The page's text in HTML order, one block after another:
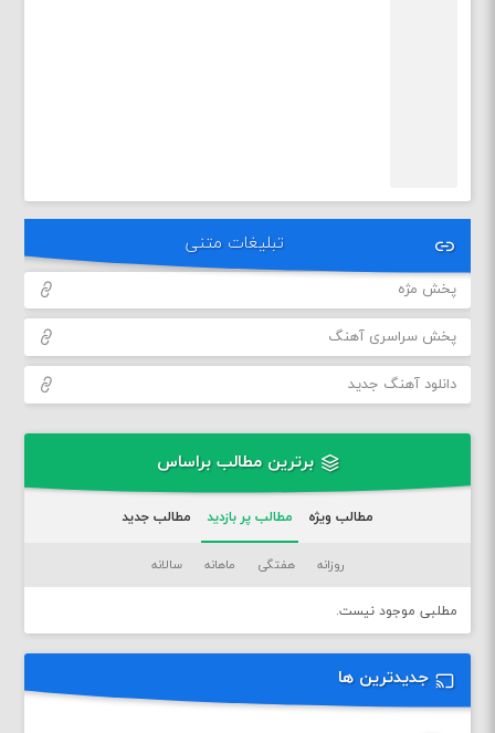
تبلیغات متنی
پخش مژه
پخش سراسری آهنگ
دانلود آهنگ جدید
برترین مطالب براساس
مطالب ویژه مطالب پر بازدید مطالب جدید
روزانه هفتگی ماهانه سالانه
مطلبی موجود نیست.
جدیدترین ها